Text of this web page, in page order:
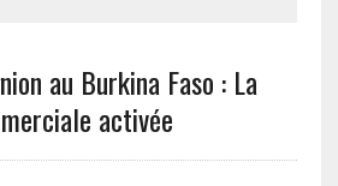
au Burkina Faso : La
activée